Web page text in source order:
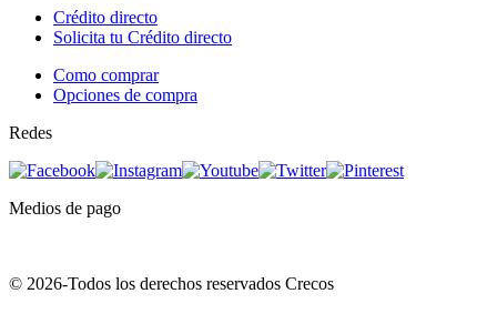
Crédito directo
Solicita tu Crédito directo
Como comprar
Opciones de compra
Redes
Medios de pago
© 2026-Todos los derechos reservados Crecos